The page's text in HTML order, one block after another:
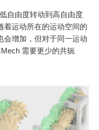
自由度转动到高自由度
着运动所在的运动空间的
会增加，但对于同一运动
需要更少的共轭